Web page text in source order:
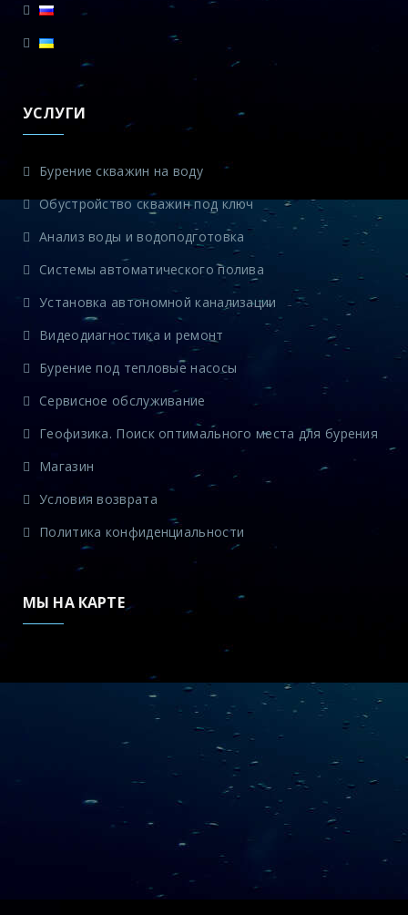
УСЛУГИ
Бурение скважин на воду
Обустройство скважин под ключ
Анализ воды и водоподготовка
Системы автоматического полива
Установка автономной канализации
Видеодиагностика и ремонт
Бурение под тепловые насосы
Сервисное обслуживание
Геофизика. Поиск оптимального места для бурения
Магазин
Условия возврата
Политика конфиденциальности
МЫ НА КАРТЕ